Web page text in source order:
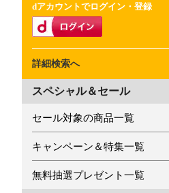
dアカウントでログイン・登録
詳細検索へ
スペシャル＆セール
セール対象の商品一覧
キャンペーン＆特集一覧
無料抽選プレゼント一覧